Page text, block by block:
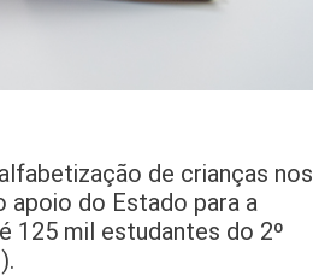
de crianças nos
do Estado para a
125 mil estudantes do 2º